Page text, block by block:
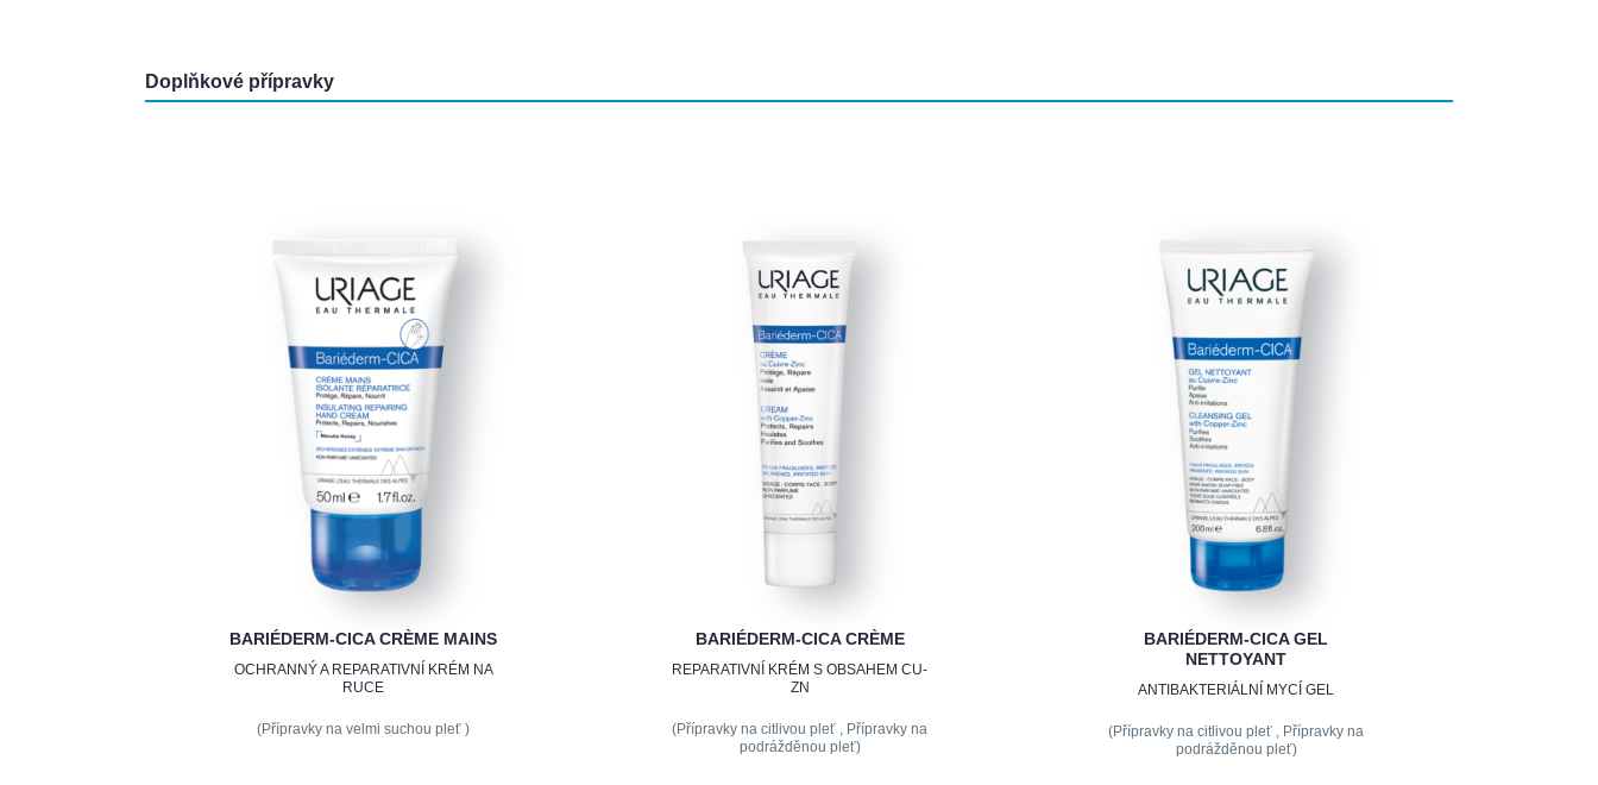
Doplňkové přípravky
BARIÉDERM-CICA CRÈME MAINS
OCHRANNÝ A REPARATIVNÍ KRÉM NA
RUCE
(Přípravky na velmi suchou pleť )
BARIÉDERM-CICA CRÈME
REPARATIVNÍ KRÉM S OBSAHEM CU-
ZN
(Přípravky na citlivou pleť , Přípravky na
podrážděnou pleť)
BARIÉDERM-CICA GEL
NETTOYANT
ANTIBAKTERIÁLNÍ MYCÍ GEL
(Přípravky na citlivou pleť , Přípravky na
podrážděnou pleť)